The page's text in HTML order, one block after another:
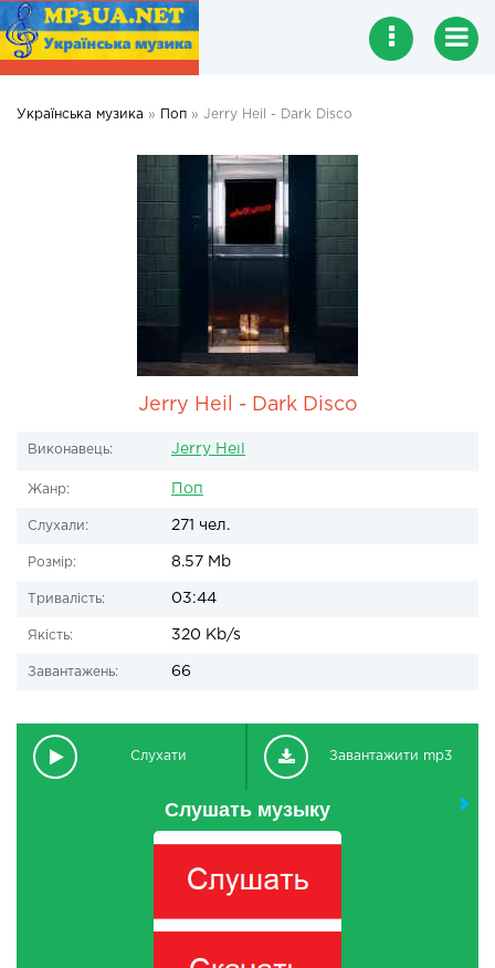
Українська музика » Поп » Jerry Heil - Dark Disco
Jerry Heil - Dark Disco
Виконавець: Jerry Heil
Жанр: Поп
Слухали: 271 чел.
Розмір: 8.57 Mb
Тривалість: 03:44
Якість: 320 Kb/s
Завантажень: 66
Слухати Завантажити mp3
Слушать музыку